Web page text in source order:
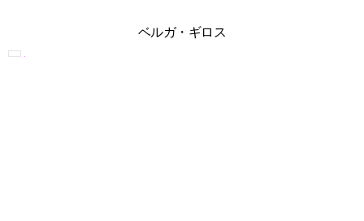
ベルガ・ギロス